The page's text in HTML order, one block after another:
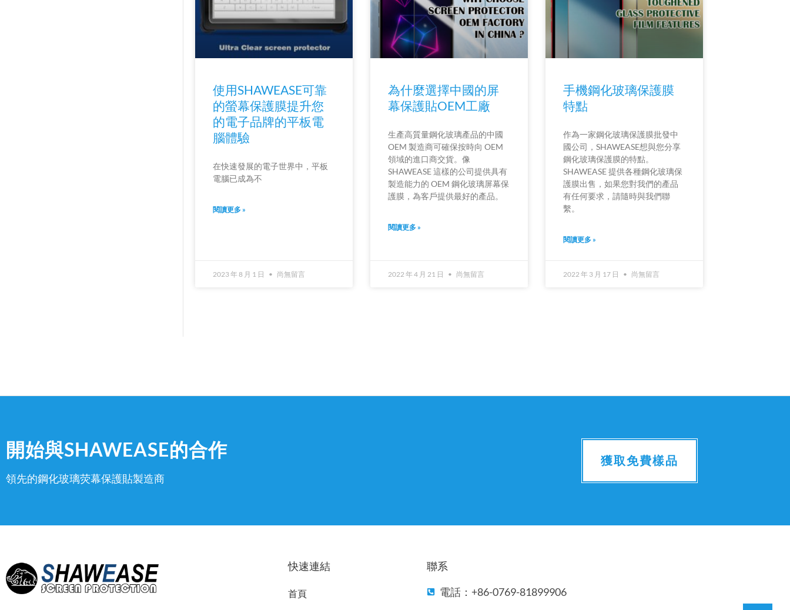
使用SHAWEASE可靠
的螢幕保護膜提升您
的電子品牌的平板電
腦體驗
在快速發展的電子世界中，平板
電腦已成為不
閱讀更多 »
2023 年 8 月 1 日 尚無留言
為什麼選擇中國的屏
幕保護貼OEM工廠
生產高質量鋼化玻璃產品的中國
OEM 製造商可確保按時向 OEM
領域的進口商交貨。像
SHAWEASE 這樣的公司提供具有
製造能力的 OEM 鋼化玻璃屏幕保
護膜，為客戶提供最好的產品。
閱讀更多 »
2022 年 4 月 21 日 尚無留言
手機鋼化玻璃保護膜
特點
作為一家鋼化玻璃保護膜批發中
國公司，SHAWEASE想與您分享
鋼化玻璃保護膜的特點。
SHAWEASE 提供各種鋼化玻璃保
護膜出售，如果您對我們的產品
有任何要求，請隨時與我們聯
繫。
閱讀更多 »
2022 年 3 月 17 日 尚無留言
開始與SHAWEASE的合作
領先的鋼化玻璃荧幕保護貼製造商
獲取免費樣品
快速連結
首頁
聯系
電話：+86-0769-81899906